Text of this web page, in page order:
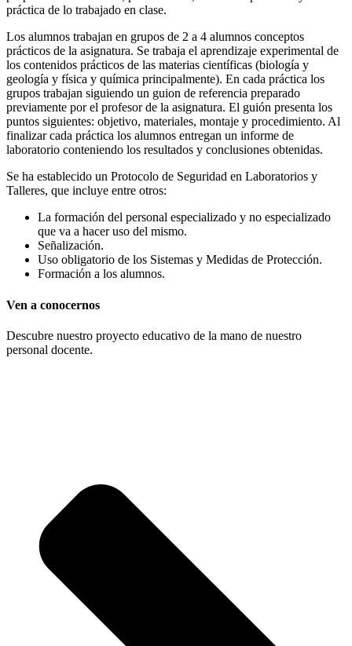
práctica de lo trabajado en clase.
Los alumnos trabajan en grupos de 2 a 4 alumnos conceptos
prácticos de la asignatura. Se trabaja el aprendizaje experimental de
los contenidos prácticos de las materias científicas (biología y
geología y física y química principalmente). En cada práctica los
grupos trabajan siguiendo un guion de referencia preparado
previamente por el profesor de la asignatura. El guión presenta los
puntos siguientes: objetivo, materiales, montaje y procedimiento. Al
finalizar cada práctica los alumnos entregan un informe de
laboratorio conteniendo los resultados y conclusiones obtenidas.
Se ha establecido un Protocolo de Seguridad en Laboratorios y
Talleres, que incluye entre otros:
La formación del personal especializado y no especializado
que va a hacer uso del mismo.
Señalización.
Uso obligatorio de los Sistemas y Medidas de Protección.
Formación a los alumnos.
Ven a conocernos
Descubre nuestro proyecto educativo de la mano de nuestro
personal docente.